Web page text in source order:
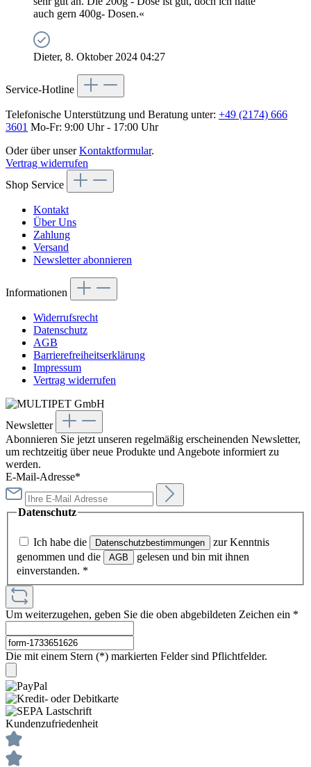
auch gern 400g- Dosen.«
Dieter, 8. Oktober 2024 04:27
Service-Hotline
Telefonische Unterstützung und Beratung unter: +49 (2174) 666
3601 Mo-Fr: 9:00 Uhr - 17:00 Uhr
Oder über unserKontaktformular.
Vertrag widerrufen
Shop Service
Kontakt
Über Uns
Zahlung
Versand
Newsletter abonnieren
Informationen
Widerrufsrecht
Datenschutz
AGB
Barrierefreiheitserklärung
Impressum
Vertrag widerrufen
Newsletter
Abonnieren Sie jetzt unseren regelmäßig erscheinenden Newsletter,
um rechtzeitig über neue Produkte und Angebote informiert zu
werden.
E-Mail-Adresse*
Datenschutz
Ich habe die Datenschutzbestimmungen
zur Kenntnis
genommen und die
AGB
gelesen und bin mit ihnen
einverstanden. *
Um weiterzugehen, geben Sie die oben abgebildeten Zeichen ein *
Die mit einem Stern (*) markierten Felder sind Pflichtfelder.
Kundenzufriedenheit